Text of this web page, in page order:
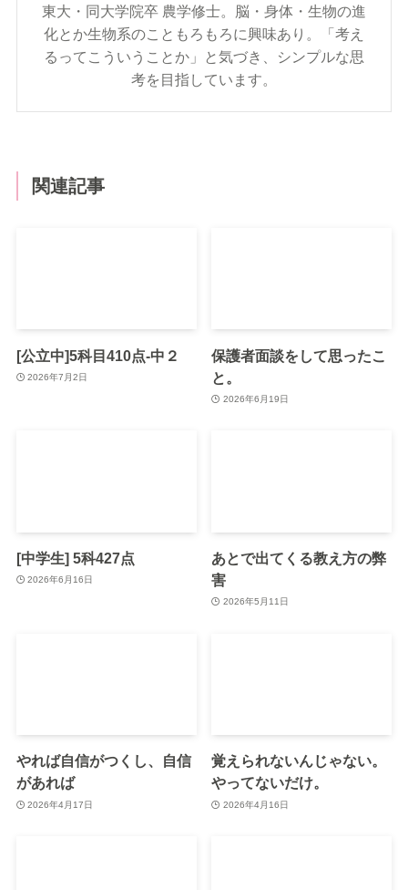
東大・同大学院卒 農学修士。脳・身体・生物の進
化とか生物系のこともろもろに興味あり。「考え
るってこういうことか」と気づき、シンプルな思
考を目指しています。
関連記事
[公立中]5科目410点-中２
2026年7月2日
保護者面談をして思ったこ
と。
2026年6月19日
[中学生] 5科427点
2026年6月16日
あとで出てくる教え方の弊
害
2026年5月11日
やれば自信がつくし、自信
があれば
2026年4月17日
覚えられないんじゃない。
やってないだけ。
2026年4月16日